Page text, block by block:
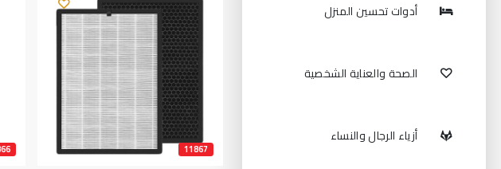
أدوات تحسين المنزل
الصحة والعناية الشخصية
أزياء الرجال والنساء
11867